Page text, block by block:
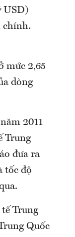
USD)
chính.
mức 2,65
dòng
2011
Trung
đưa ra
tốc độ
Trung
Quốc